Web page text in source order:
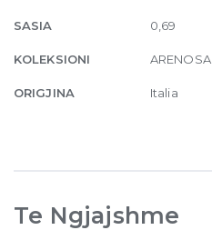
SASIA 0,69
KOLEKSIONI ARENOSA
ORIGJINA Italia
Te Ngjajshme